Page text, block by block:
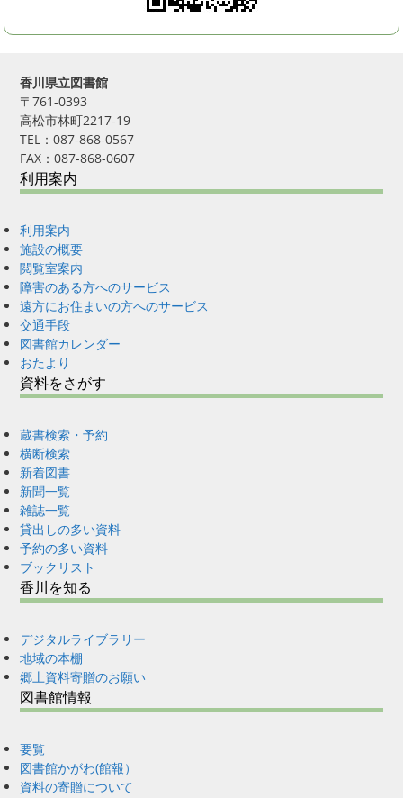
香川県立図書館
〒761-0393
高松市林町2217-19
TEL：087-868-0567
FAX：087-868-0607
利用案内
利用案内
施設の概要
閲覧室案内
障害のある方へのサービス
遠方にお住まいの方へのサービス
交通手段
図書館カレンダー
おたより
資料をさがす
蔵書検索・予約
横断検索
新着図書
新聞一覧
雑誌一覧
貸出しの多い資料
予約の多い資料
ブックリスト
香川を知る
デジタルライブラリー
地域の本棚
郷土資料寄贈のお願い
図書館情報
要覧
図書館かがわ(館報）
資料の寄贈について